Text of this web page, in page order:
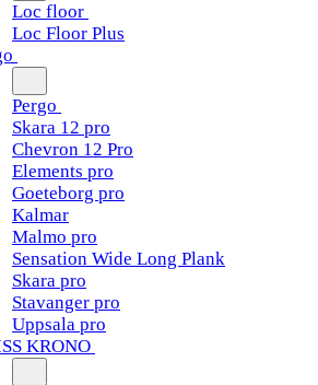
Loc floor
Loc Floor Plus
Pergo
Skara 12 pro
Chevron 12 Pro
Elements pro
Goeteborg pro
Kalmar
Malmo pro
Sensation Wide Long Plank
Skara pro
Stavanger pro
Uppsala pro
KRONO